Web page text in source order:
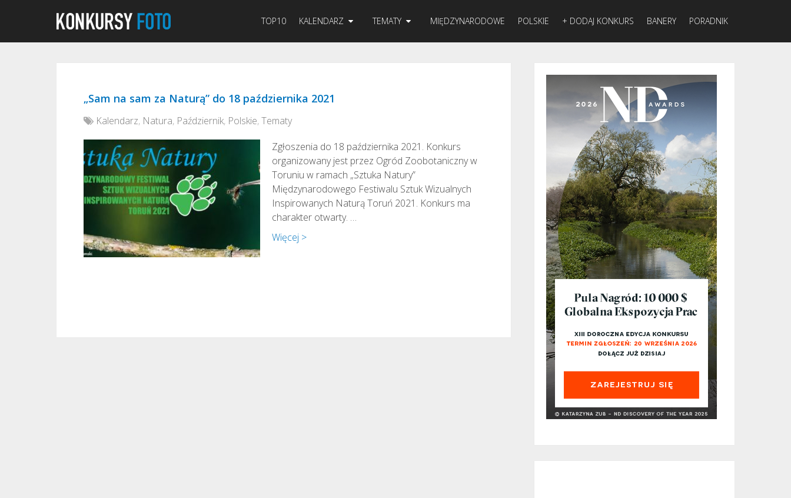
TOP10 KALENDARZ TEMATY MIĘDZYNARODOWE POLSKIE + DODAJ KONKURS BANERY PORADNIK
„Sam na sam za Naturą” do 18 października 2021
Kalendarz, Natura, Październik, Polskie,Tematy
Zgłoszenia do 18 października 2021. Konkurs
organizowany jest przez Ogród Zoobotaniczny w
Toruniu w ramach „Sztuka Natury”
Międzynarodowego Festiwalu Sztuk Wizualnych
Inspirowanych Naturą Toruń 2021. Konkurs ma
charakter otwarty. …
Więcej >